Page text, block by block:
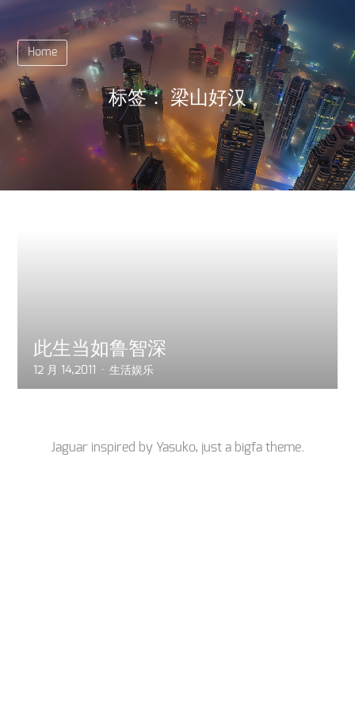
Home
标签： 梁山好汉
此生当如鲁智深
12 月 14,2011 生活娱乐
Jaguar inspired by Yasuko, just a bigfa theme.